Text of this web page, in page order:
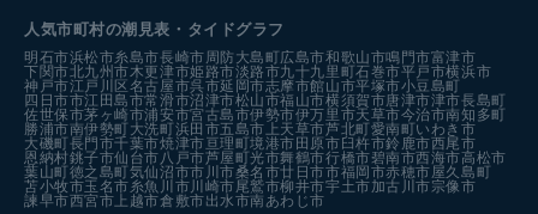
人気市町村の潮見表・タイドグラフ
明石市浜松市糸島市長崎市周防大島町広島市和歌山市鳴門市富津市
下関市北九州市木更津市姫路市淡路市九十九里町石巻市平戸市横浜市
神戸市江戸川区名古屋市呉市延岡市志摩市館山市平塚市小豆島町
四日市市江田島市常滑市沼津市松山市福山市横須賀市唐津市津市長島町
佐世保市茅ヶ崎市浦安市宮古島市伊勢市伊万里市天草市今治市南知多町
勝浦市南伊勢町大洗町浜田市五島市 上天草市芦北町愛南町いわき市
大磯町長門市千葉市焼津市亘理町境港市田原市臼杵市鈴鹿市西尾市
恩納村銚子市仙台市八戸市芦屋町光市舞鶴市行橋市碧南市西海市高松市
葉山町徳之島町気仙沼市市川市桑名市廿日市市福岡市赤穂市屋久島町
苫小牧市玉名市糸魚川市川崎市尾鷲市柳井市宇土市加古川市宗像市
諫早市西宮市 上越市倉敷市出水市南あわじ市